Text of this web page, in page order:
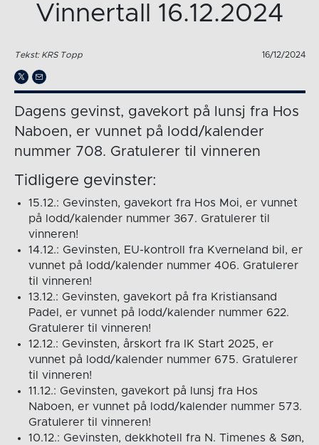
Vinnertall 16.12.2024
Tekst: KRS Topp 16/12/2024
Dagens gevinst, gavekort på lunsj fra Hos
Naboen, er vunnet på lodd/kalender
nummer 708. Gratulerer til vinneren
Tidligere gevinster:
15.12.: Gevinsten, gavekort fra Hos Moi, er vunnet
på lodd/kalender nummer 367. Gratulerer til
vinneren!
14.12.: Gevinsten, EU-kontroll fra Kverneland bil, er
vunnet på lodd/kalender nummer 406. Gratulerer
til vinneren!
13.12.: Gevinsten, gavekort på fra Kristiansand
Padel, er vunnet på lodd/kalender nummer 622.
Gratulerer til vinneren!
12.12.: Gevinsten, årskort fra IK Start 2025, er
vunnet på lodd/kalender nummer 675. Gratulerer
til vinneren!
11.12.: Gevinsten, gavekort på lunsj fra Hos
Naboen, er vunnet på lodd/kalender nummer 573.
Gratulerer til vinneren!
10.12.: Gevinsten, dekkhotell fra N. Timenes & Søn,